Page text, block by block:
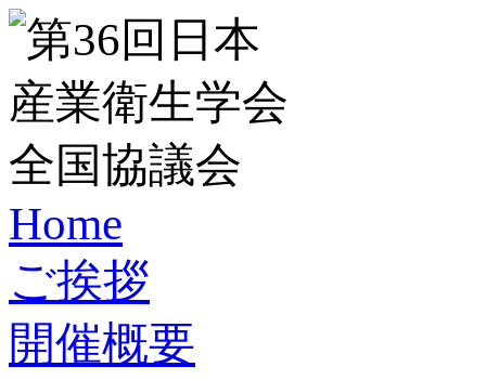
Home
ご挨拶
開催概要